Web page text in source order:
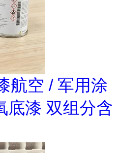
航空 / 军用涂
底漆 双组分含